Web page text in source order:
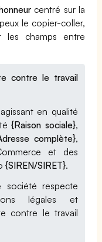
centré sur la
le copier-coller,
les champs entre
contre le travail
en qualité
{Raison sociale},
complète},
et des
{SIREN/SIRET}.
respecte
légales et
contre le travail